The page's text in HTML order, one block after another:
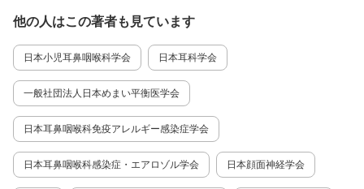
他の人はこの著者も見ています
日本小児耳鼻咽喉科学会 日本耳科学会
一般社団法人日本めまい平衡医学会
日本耳鼻咽喉科免疫アレルギー感染症学会
日本耳鼻咽喉科感染症・エアロゾル学会 日本顔面神経学会